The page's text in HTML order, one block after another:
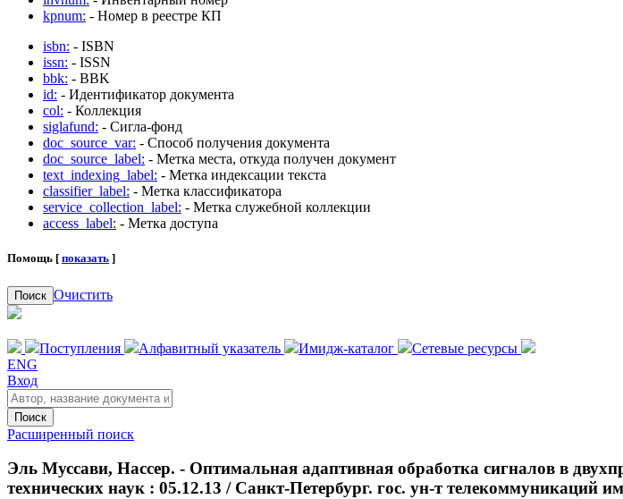
kpnum: - Номер в реестре КП
isbn: - ISBN
issn: - ISSN
bbk: - BBK
id: - Идентификатор документа
col: - Коллекция
siglafund: - Сигла-фонд
doc_source_var: - Способ получения документа
doc_source_label: - Метка места, откуда получен документ
text_indexing_label: - Метка индексации текста
classifier_label: - Метка классификатора
service_collection_label: - Метка служебной коллекции
access_label: - Метка доступа
Помощь [ показать ]
Поиск Очистить
Поступления Алфавитный указатель Имидж-каталог
Сетевые ресурсы
ENG
Вход
Поиск
Расширенный поиск
Эль Муссави, Нассер. - Оптимальная адаптивная обработка сигналов в
технических наук : 05.12.13 / Санкт-Петербург. гос. ун-т телекоммуникаций